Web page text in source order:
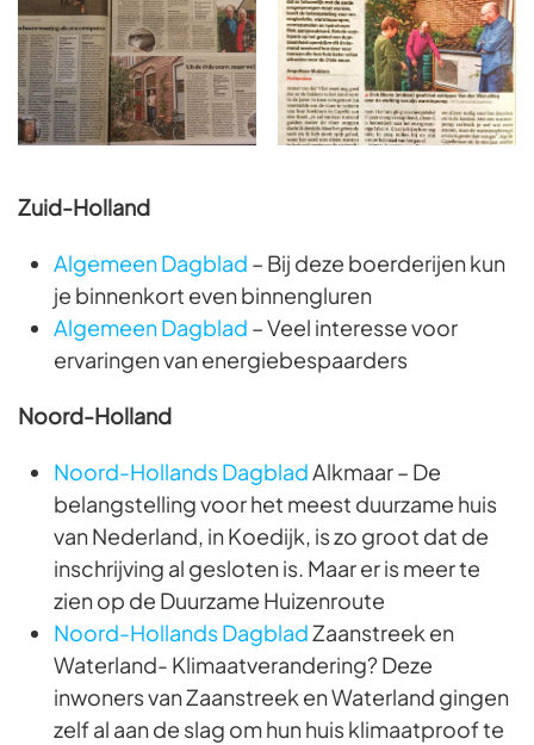
Zuid-Holland
Algemeen Dagblad – Bij deze boerderijen kun
je binnenkort even binnengluren
Algemeen Dagblad – Veel interesse voor
ervaringen van energiebespaarders
Noord-Holland
Noord-Hollands Dagblad Alkmaar – De
belangstelling voor het meest duurzame huis
van Nederland, in Koedijk, is zo groot dat de
inschrijving al gesloten is. Maar er is meer te
zien op de Duurzame Huizenroute
Noord-Hollands DagbladZaanstreek en
Waterland- Klimaatverandering? Deze
inwoners van Zaanstreek en Waterland gingen
zelf al aan de slag om hun huis klimaatproof te